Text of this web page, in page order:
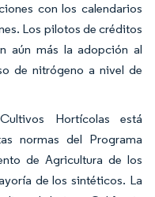
con los calendarios
Los pilotos de créditos
aún más la adopción al
de nitrógeno a nivel de
Hortícolas está
normas del Programa
de Agricultura de los
de los sintéticos. La